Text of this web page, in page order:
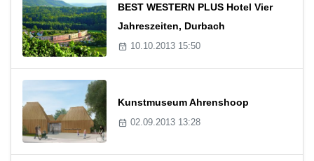
BEST WESTERN PLUS Hotel Vier
Jahreszeiten, Durbach
10.10.2013 15:50
Kunstmuseum Ahrenshoop
02.09.2013 13:28